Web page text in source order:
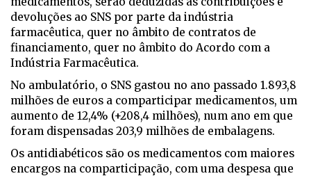
devoluções ao SNS por parte da indústria
farmacêutica, quer no âmbito de contratos de
financiamento, quer no âmbito do Acordo com a
Indústria Farmacêutica.
No ambulatório, o SNS gastou no ano passado 1.893,8
milhões de euros a comparticipar medicamentos, um
aumento de 12,4% (+208,4 milhões), num ano em que
foram dispensadas 203,9 milhões de embalagens.
Os antidiabéticos são os medicamentos com maiores
encargos na comparticipação, com uma despesa que